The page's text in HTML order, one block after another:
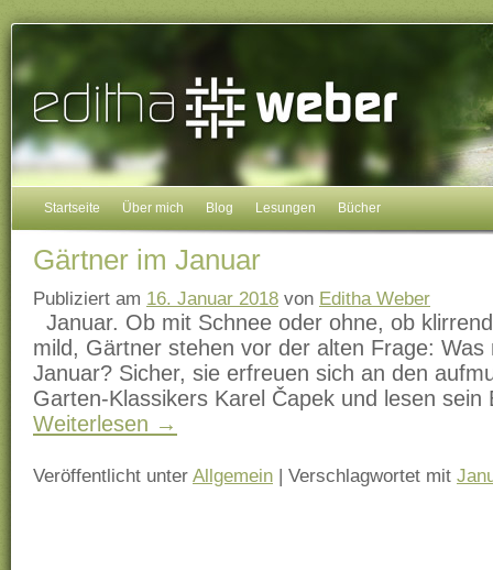
Startseite Über mich Blog Lesungen Bücher
Gärtner im Januar
Publiziert am 16. Januar 2018 von Editha Weber
Januar. Ob mit Schnee oder ohne, ob
mild, Gärtner stehen vor der alten Frage:
Januar? Sicher, sie erfreuen sich an den
Garten-Klassikers Karel Čapek und lesen
Weiterlesen →
Veröffentlicht unter Allgemein | Verschlagwortet mit